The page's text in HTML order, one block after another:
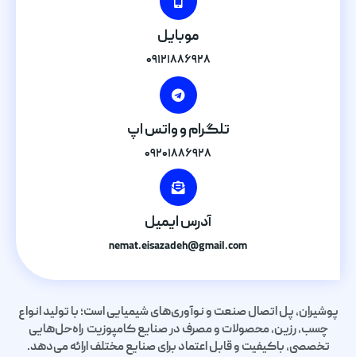
موبایل
۰۹۱۲۱۸۸۶۹۲۸
تلگرام و واتس اپ
۰۹۲۰۱۸۸۶۹۲۸
آدرس ایمیل
nemat.eisazadeh@gmail.com
پوشیران، پل اتصال صنعت و نوآوری‌های شیمیایی است؛ با تولید انواع
چسب، رزین، محصولات و مصرف در صنایع کامپوزیت راه‌حل‌هایی
تخصصی، باکیفیت و قابل اعتماد برای صنایع مختلف ارائه می‌دهد.